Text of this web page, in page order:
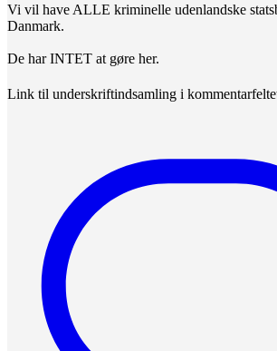
Vi vil have ALLE kriminelle udenlandske
Danmark.
De har INTET at gøre her.
Link til underskriftindsamling i